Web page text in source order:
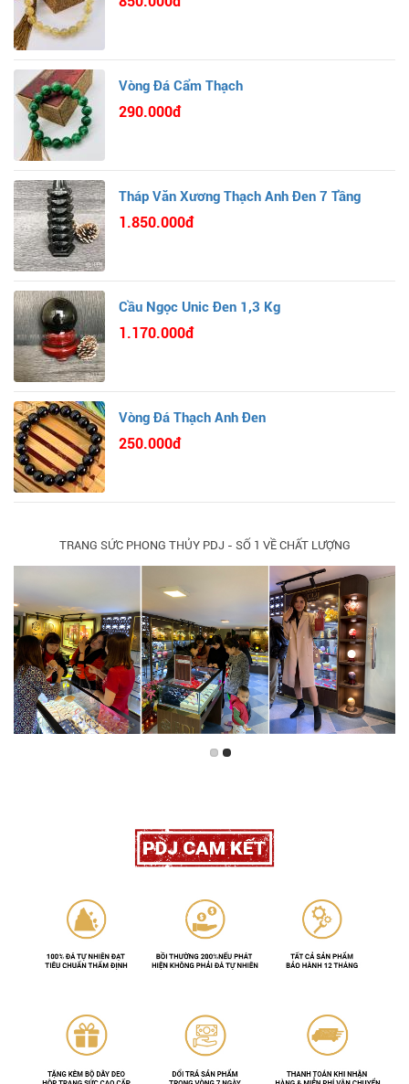
Vòng Đá Cẩm Thạch
290.000đ
Tháp Văn Xương Thạch Anh Đen 7 Tầng
1.850.000đ
Cầu Ngọc Unic Đen 1,3 Kg
1.170.000đ
Vòng Đá Thạch Anh Đen
250.000đ
TRANG SỨC PHONG THỦY PDJ - SỐ 1 VỀ CHẤT LƯỢNG